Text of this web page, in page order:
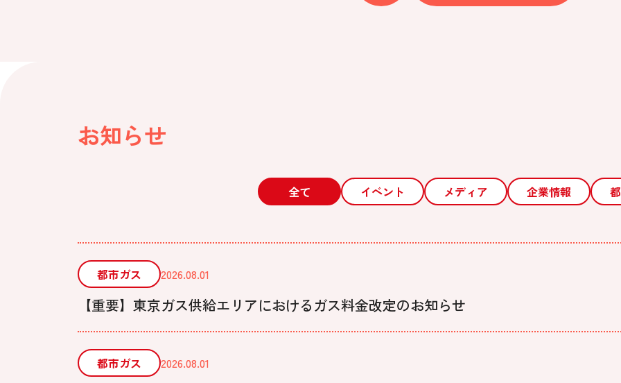
お知らせ
全て イベント メディア 企業情報
都市ガス 2026.08.01
【重要】東京ガス供給エリアにおけるガス料金改定のお知らせ
都市ガス 2026.08.01